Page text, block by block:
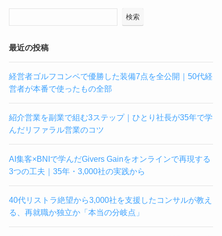
検索
最近の投稿
経営者ゴルフコンペで優勝した装備7点を全公開｜50代経
営者が本番で使ったもの全部
紹介営業を副業で組む3ステップ｜ひとり社長が35年で学
んだリファラル営業のコツ
AI集客×BNIで学んだGivers Gainをオンラインで再現する
3つの工夫｜35年・3,000社の実践から
40代リストラ絶望から3,000社を支援したコンサルが教え
る、再就職か独立か「本当の分岐点」